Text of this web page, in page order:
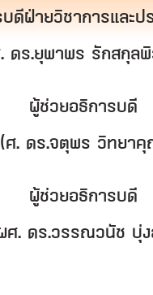
บดีฝ่ายวิชาการและ
ดร.ยุพาพร รักสกุล
ผู้ช่วยอธิการบดี
(ศ. ดร.จตุพร วิทยา
ผู้ช่วยอธิการบดี
ศ. ดร.วรรณวนัช บุ่